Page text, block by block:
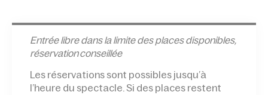
Entrée libre dans la limite des places disponibles,
réservation conseillée
Les réservations sont possibles jusqu’à
l’heure du spectacle. Si des places restent